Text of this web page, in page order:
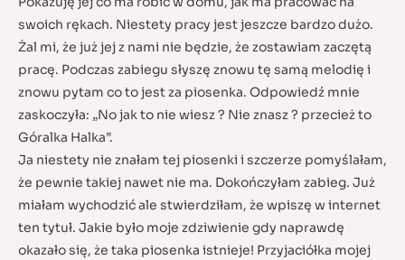
swoich rękach. Niestety pracy jest jeszcze bardzo dużo.
Żal mi, że już jej z nami nie będzie, że zostawiam zaczętą
pracę. Podczas zabiegu słyszę znowu tę samą melodię i
znowu pytam co to jest za piosenka. Odpowiedź mnie
zaskoczyła: „No jak to nie wiesz ? Nie znasz ? przecież to
Góralka Halka”.
Ja niestety nie znałam tej piosenki i szczerze pomyślałam,
że pewnie takiej nawet nie ma. Dokończyłam zabieg. Już
miałam wychodzić ale stwierdziłam, że wpiszę w internet
ten tytuł. Jakie było moje zdziwienie gdy naprawdę
okazało się, że taka piosenka istnieje! Przyjaciółka mojej